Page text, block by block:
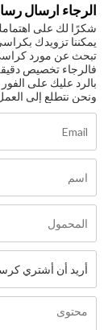
الرجاء ارسال
يمكننا تزويدك
تبحث عن مورد كراسي
فالرجاء تخصيص
بالرد عليك على
ونحن نتطلع إلى